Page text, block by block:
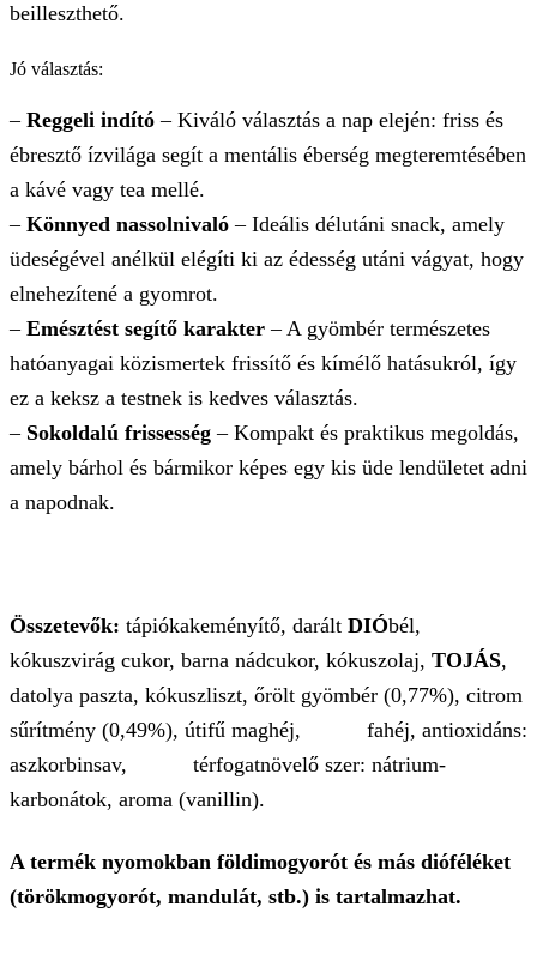
beilleszthető.
Jó választás:
– Reggeli indító – Kiváló választás a nap elején: friss és
ébresztő ízvilága segít a mentális éberség megteremtésében
a kávé vagy tea mellé.
– Könnyed nassolnivaló – Ideális délutáni snack, amely
üdeségével anélkül elégíti ki az édesség utáni vágyat, hogy
elnehezítené a gyomrot.
– Emésztést segítő karakter – A gyömbér természetes
hatóanyagai közismertek frissítő és kímélő hatásukról, így
ez a keksz a testnek is kedves választás.
– Sokoldalú frissesség– Kompakt és praktikus megoldás,
amely bárhol és bármikor képes egy kis üde lendületet adni
a napodnak.
Összetevők: tápiókakeményítő, darált DIÓbél,
kókuszvirág cukor, barna nádcukor, kókuszolaj, TOJÁS,
datolya paszta, kókuszliszt, őrölt gyömbér (0,77%), citrom
sűrítmény (0,49%), útifű maghéj, fahéj, antioxidáns:
aszkorbinsav, térfogatnövelő szer: nátrium-
karbonátok, aroma (vanillin).
A termék nyomokban földimogyorót és más dióféléket
(törökmogyorót, mandulát, stb.) is tartalmazhat.